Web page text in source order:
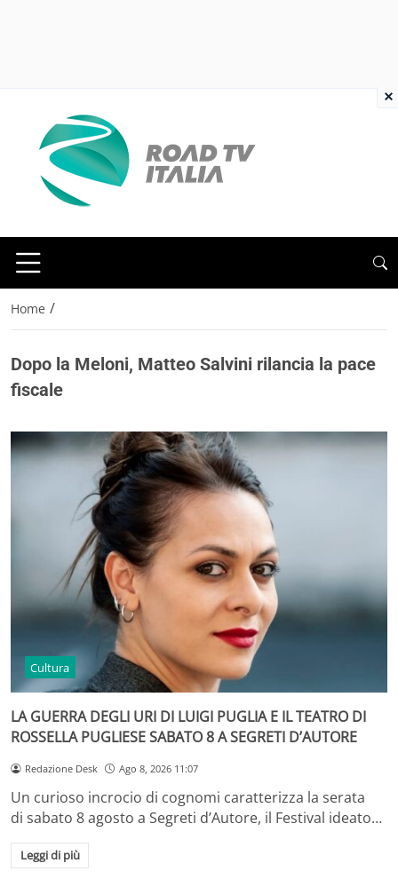
Home /
Dopo la Meloni, Matteo Salvini rilancia la pace
fiscale
Cultura
LA GUERRA DEGLI URI DI LUIGI PUGLIA E IL TEATRO DI
ROSSELLA PUGLIESE SABATO 8 A SEGRETI D’AUTORE
Redazione Desk Ago 8, 2026 11:07
Un curioso incrocio di cognomi caratterizza la serata
di sabato 8 agosto a Segreti d’Autore, il Festival ideato…
Leggi di più
×